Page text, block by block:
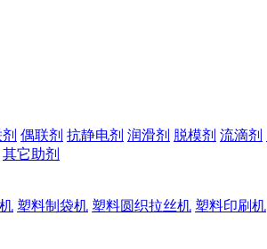
偶联剂 抗静电剂 润滑剂 脱模剂 流滴剂
其它助剂
塑料制袋机 塑料圆织拉丝机 塑料印刷机